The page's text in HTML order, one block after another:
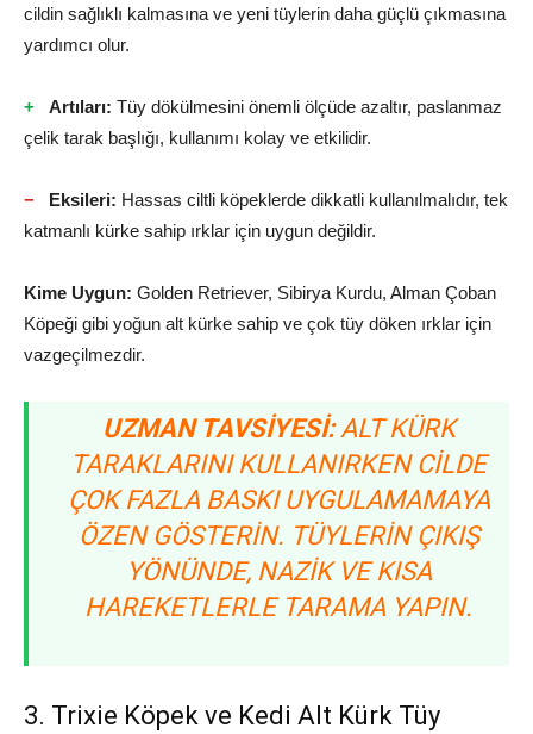
cildin sağlıklı kalmasına ve yeni tüylerin daha güçlü çıkmasına
yardımcı olur.
Artıları: Tüy dökülmesini önemli ölçüde azaltır, paslanmaz
çelik tarak başlığı, kullanımı kolay ve etkilidir.
Eksileri: Hassas ciltli köpeklerde dikkatli kullanılmalıdır, tek
katmanlı kürke sahip ırklar için uygun değildir.
Kime Uygun: Golden Retriever, Sibirya Kurdu, Alman Çoban
Köpeği gibi yoğun alt kürke sahip ve çok tüy döken ırklar için
vazgeçilmezdir.
UZMAN TAVSIYESI:ALT KÜRK
TARAKLARINI KULLANIRKEN CILDE
ÇOK FAZLA BASKI UYGULAMAMAYA
ÖZEN GÖSTERIN. TÜYLERIN ÇIKIŞ
YÖNÜNDE, NAZIK VE KISA
HAREKETLERLE TARAMA YAPIN.
3. Trixie Köpek ve Kedi Alt Kürk Tüy